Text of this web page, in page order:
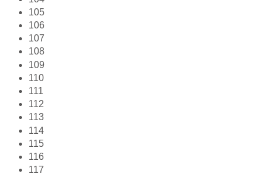
105
106
107
108
109
110
111
112
113
114
115
116
117